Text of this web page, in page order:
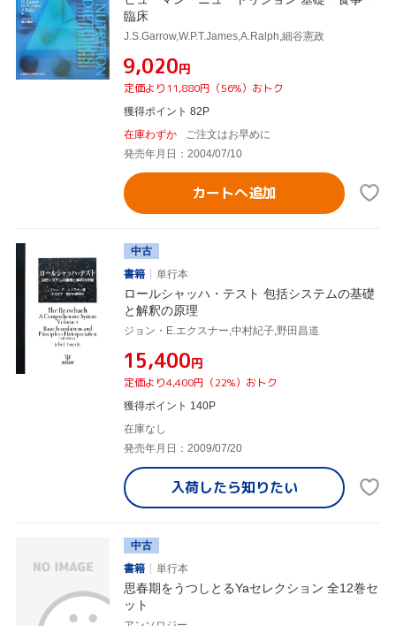
臨床
J.S.Garrow,W.P.T.James,A.Ralph,細谷憲政
¥9,020円
定価より11,880円（56%）おトク
獲得ポイント 82P
在庫わずか
ご注文はお早めに
発売年月日：2004/07/10
カートへ追加
中古
書籍
単行本
ロールシャッハ・テスト 包括システムの基礎
と解釈の原理
ジョン・E.エクスナー,中村紀子,野田昌道
¥15,400円
定価より4,400円（22%）おトク
獲得ポイント 140P
在庫なし
発売年月日：2009/07/20
入荷したら知りたい
中古
書籍
単行本
思春期をうつしとるYaセレクション 全12巻セ
ット